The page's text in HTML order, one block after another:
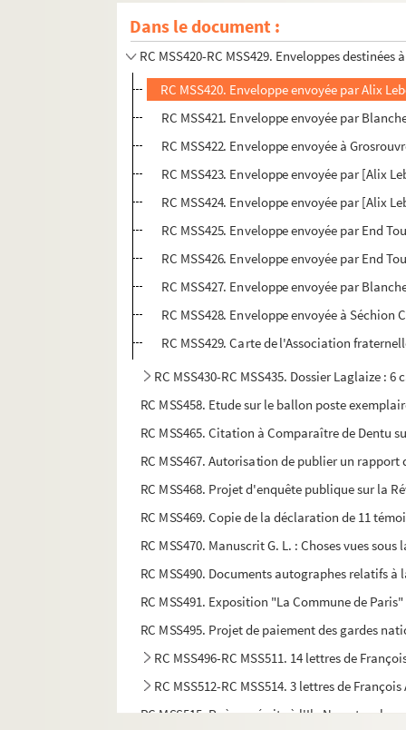
Dans le document :
RC MSS411-RC MSS419. Dossier Laglaize :
RC MSS420-RC MSS429. Enveloppes
RC MSS420. Enveloppe envoyée par Alix
RC MSS421. Enveloppe envoyée par
RC MSS422. Enveloppe envoyée à
RC MSS423. Enveloppe envoyée par [Alix
RC MSS424. Enveloppe envoyée par [Alix
RC MSS425. Enveloppe envoyée par End
RC MSS426. Enveloppe envoyée par End
RC MSS427. Enveloppe envoyée par
RC MSS428. Enveloppe envoyée à
RC MSS429. Carte de l'Association
RC MSS430-RC MSS435. Dossier Laglaize :
RC MSS458. Etude sur le ballon poste
RC MSS465. Citation à Comparaître de Dentu
RC MSS467. Autorisation de publier un
RC MSS468. Projet d'enquête publique sur la
RC MSS469. Copie de la déclaration de 11
RC MSS470. Manuscrit G. L. : Choses vues sous
RC MSS490. Documents autographes relatifs à
RC MSS491. Exposition "La Commune de
RC MSS495. Projet de paiement des gardes
RC MSS496-RC MSS511. 14 lettres de
RC MSS512-RC MSS514. 3 lettres de
RC MSS515. Poèmes écrits à l'Ile Nou et au